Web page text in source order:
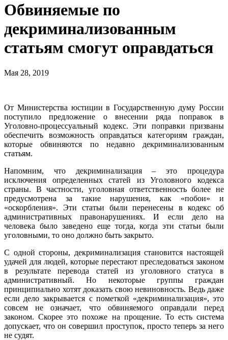
Обвиняемые по
декриминализованным
статьям смогут оправдаться
Мая 28, 2019
От Министерства юстиции в Государственную думу России
поступило предложение о внесении ряда поправок в
Уголовно-процессуальный кодекс. Эти поправки призваны
обеспечить возможность оправдаться категориям граждан,
которые обвиняются по недавно декриминализованным
статьям.
Напомним, что декриминализация – это процедура
исключения определенных статей из Уголовного кодекса
страны. В частности, уголовная ответственность более не
предусмотрена за такие нарушения, как «побои» и
«оскорбления». Эти статьи были перенесены в кодекс об
административных правонарушениях. И если дело на
человека было заведено еще тогда, когда эти статьи были
уголовными, то оно должно быть закрыто.
С одной стороны, декриминализация становится настоящей
удачей для людей, которые перестают преследоваться законом
в результате перевода статей из уголовного статуса в
административный. Но некоторые группы граждан
принципиально хотят доказать свою невиновность. Ведь даже
если дело закрывается с пометкой «декриминализация», это
совсем не означает, что обвиняемого оправдали перед
законом. Скорее это похоже на прощение. То есть система
допускает, что он совершил проступок, просто теперь за него
не судят.